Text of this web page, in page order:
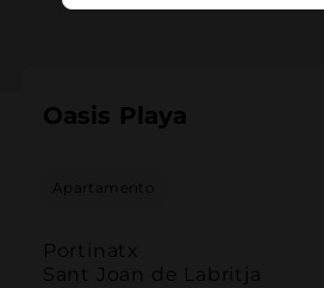
Oasis Playa
Apartamento
Portinatx
Sant Joan de Labritja